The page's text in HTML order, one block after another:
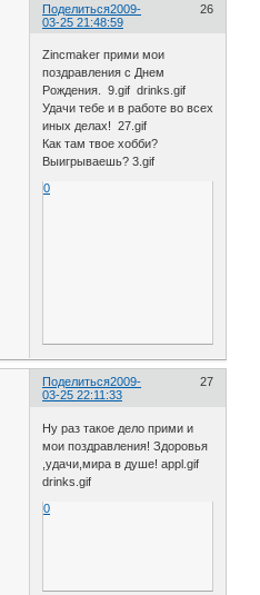
Поделиться 26
2009-
03-25 21:48:59
Zincmaker прими мои
поздравления с Днем
Рождения. 9.gif drinks.gif
Удачи тебе и в работе во всех
иных делах! 27.gif
Как там твое хобби?
Выигрываешь? 3.gif
0
Поделиться 27
2009-
03-25 22:11:33
Ну раз такое дело прими и
мои поздравления! Здоровья
,удачи,мира в душе! appl.gif
drinks.gif
0